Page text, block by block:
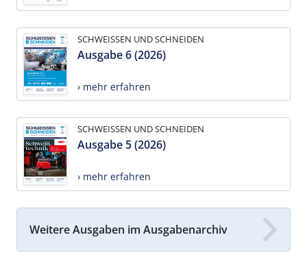
SCHWEISSEN UND SCHNEIDEN
Ausgabe 6 (2026)
› mehr erfahren
SCHWEISSEN UND SCHNEIDEN
Ausgabe 5 (2026)
› mehr erfahren
Weitere Ausgaben im Ausgabenarchiv